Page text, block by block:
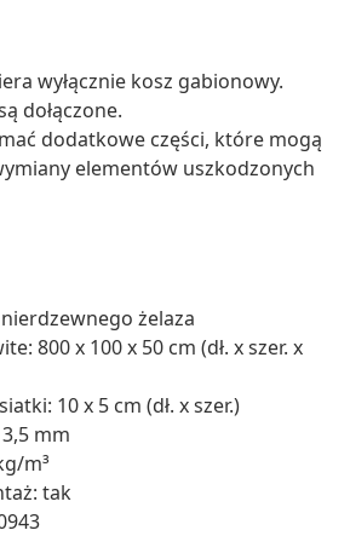
wyłącznie kosz gabionowy.
dołączone.
dodatkowe części, które mogą
elementów uszkodzonych
żelaza
800 x 100 x 50 cm (dł. x szer. x
10 x 5 cm (dł. x szer.)
mm
m³
tak